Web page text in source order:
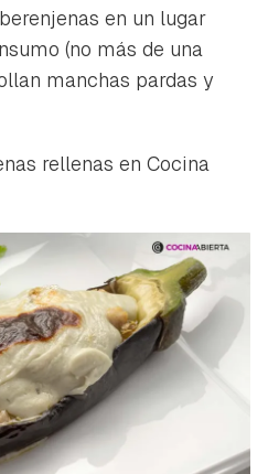
en un lugar
(no más de una
manchas pardas y
rellenas en Cocina